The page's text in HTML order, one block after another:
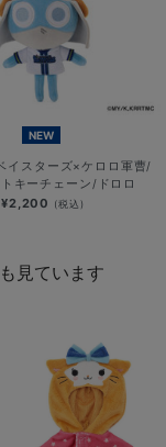
NEW
イスターズ×ケロロ軍曹/
キーチェーン/ドロロ
¥2,200 (税込)
見ています